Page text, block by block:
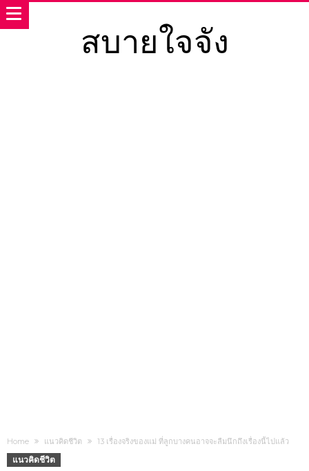
สบายใจจัง
Home แนวคิดชีวิต 13 เรื่องจริงของแม่ ที่ลูกบางคนอาจจะลืมนึกถึงเรื่องนี้ไปแล้ว
แนวคิดชีวิต